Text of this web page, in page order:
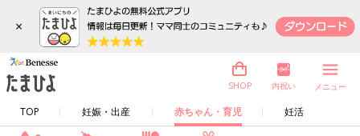
×
TOP 妊娠・出産 赤ちゃん・育児 妊活
SHOP 内祝い メニュー